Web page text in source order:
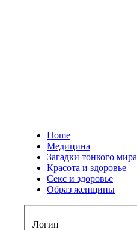
Home
Медицина
Загадки тонкого мира
Красота и здоровье
Секс и здоровье
Образ женщины
Логин